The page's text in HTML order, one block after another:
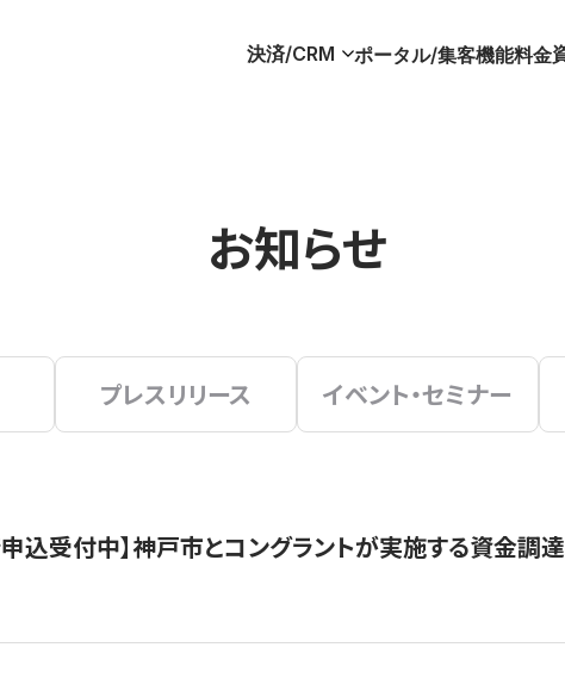
決済/CRM ポータル/集客機能料金
お知らせ
プレスリリース イベント・セミナー
込受付中】神戸市とコングラントが実施する資金調